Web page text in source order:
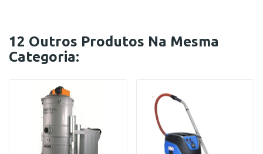
12 Outros Produtos Na Mesma
Categoria: